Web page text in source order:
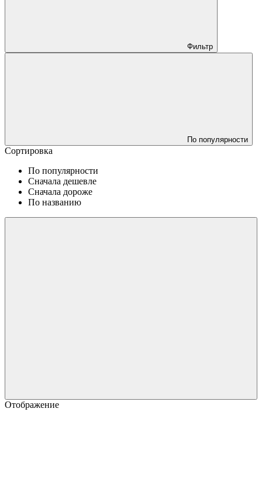
Фильтр
По популярности
Сортировка
По популярности
Сначала дешевле
Сначала дороже
По названию
Отображение